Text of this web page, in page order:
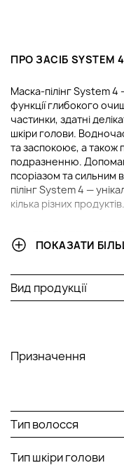
ПРО ЗАСІБ SYSTEM
Маска-пілінг System 4
функції глибокого
частинки, здатні
шкіри голови.
та заспокоює, а також
подразненню.
псоріазом та сильним
пілінг System 4 —
кілька різних продуктів.
ПЕРЕВАГИ
негативні
Поліпшення
живить
завдяки чому
вони
блискучими, а
Лікувальні
лікування
Терапевтичний
продуктивно
голови.
ПОКАЗАТИ
Вид продукції
Призначення
Тип волосся
Тип шкіри голови